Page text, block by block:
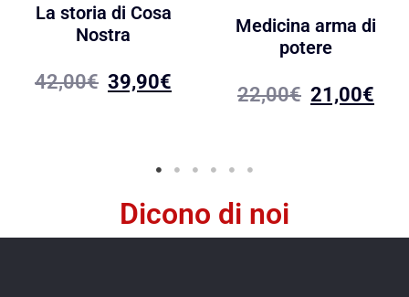
La storia di Cosa
Nostra
42,00€ 39,90€
Medicina arma di
potere
22,00€ 21,00€
Dicono di noi